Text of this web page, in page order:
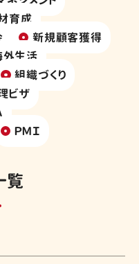
育成
新規顧客獲得
外生活
組織づくり
ビザ
ＰＭＩ
覧